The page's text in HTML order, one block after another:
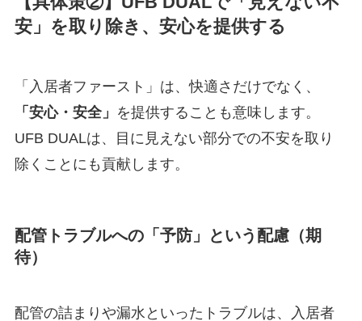
安」を取り除き、安心を提供する
「入居者ファースト」は、快適さだけでなく、
「安心・安全」 を提供することも意味します。
UFB DUALは、目に見えない部分での不安を取り
除くことにも貢献します。
配管トラブルへの「予防」という配慮（期
待）
配管の詰まりや漏水といったトラブルは、入居者